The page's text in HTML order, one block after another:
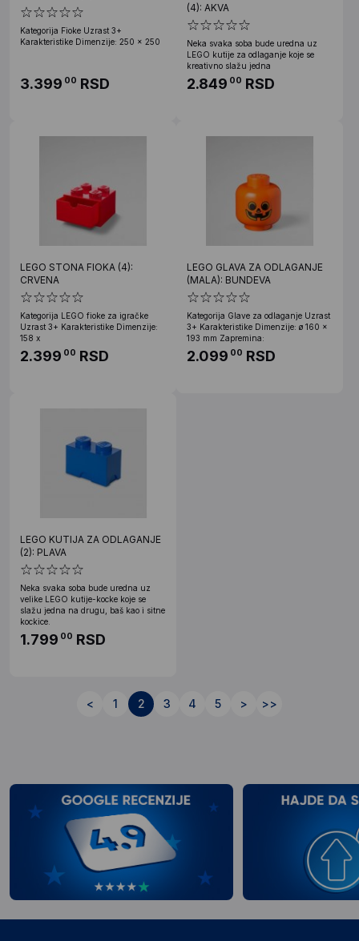
Kategorija Fioke Uzrast 3+
Karakteristike Dimenzije: 250 x 250
3.399 00 RSD
(4): AKVA
Neka svaka soba bude uredna uz
LEGO kutije za odlaganje koje se
kreativno slažu jedna
2.849 00 RSD
LEGO STONA FIOKA (4):
CRVENA
Kategorija LEGO fioke za igračke
Uzrast 3+ Karakteristike Dimenzije:
158 x
2.399 00 RSD
LEGO GLAVA ZA ODLAGANJE
(MALA): BUNDEVA
Kategorija Glave za odlaganje Uzrast
3+ Karakteristike Dimenzije: ø 160 x
193 mm Zapremina:
2.099 00 RSD
LEGO KUTIJA ZA ODLAGANJE
(2): PLAVA
Neka svaka soba bude uredna uz
velike LEGO kutije-kocke koje se
slažu jedna na drugu, baš kao i sitne
kockice.
1.799 00 RSD
< 1 2 3 4 5 > >>